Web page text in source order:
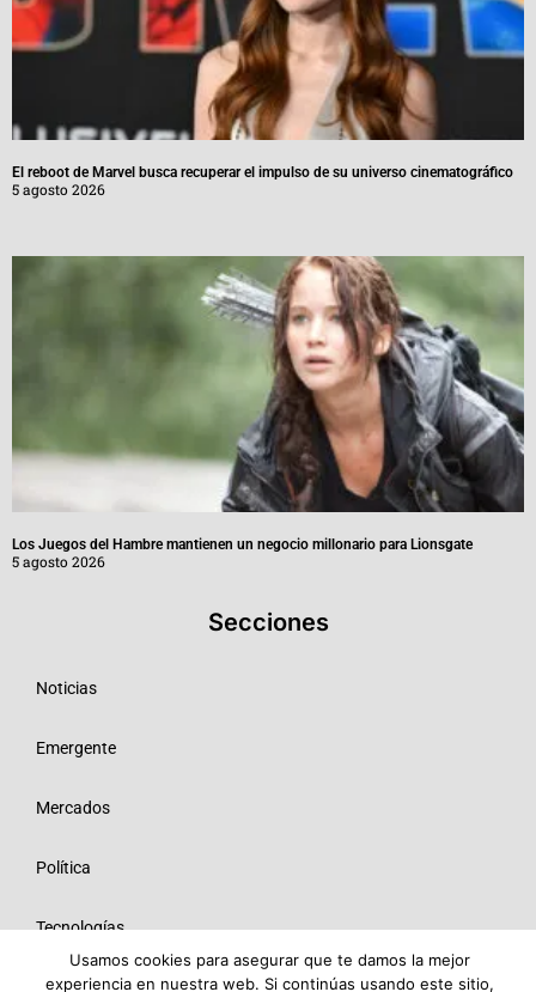
El reboot de Marvel busca recuperar el impulso de su universo cinematográfico
5 agosto 2026
Los Juegos del Hambre mantienen un negocio millonario para Lionsgate
5 agosto 2026
Secciones
Noticias
Emergente
Mercados
Política
Tecnologías
Opinión
Usamos cookies para asegurar que te damos la mejor
experiencia en nuestra web. Si continúas usando este sitio,